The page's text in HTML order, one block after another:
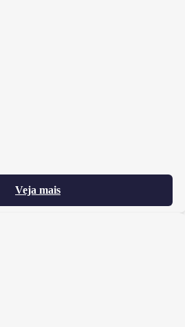
Veja mais